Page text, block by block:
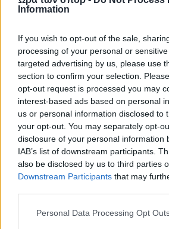
Information
If you wish to opt-out of the sale,
processing of your personal or
targeted advertising by us, please use
section to confirm your selection.
opt-out request is processed you may
interest-based ads based on personal
us or personal information disclosed to
your opt-out. You may separately opt-
disclosure of your personal information
IAB’s list of downstream participants.
also be disclosed by us to third parties
Downstream Participants that may
Please note that this website/app uses
Personal Data Processing Opt
ΣΠΟΡ ΑΕΚ
ΑΕΚ: Η Λύρα στο Παγκόσμιο
Κολύμβησης